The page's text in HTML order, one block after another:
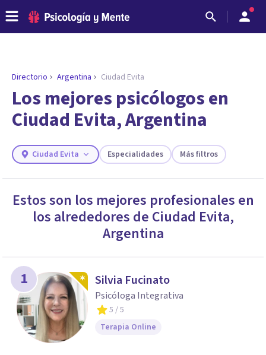
ENCONTRAR MI TERAPEUTA
¿Necesitas ayuda para encontrar el
psicólogo adecuado?
Responde a unas breves preguntas y te ofreceremos
necesidades.
Directorio Argentina Ciudad Evita
Los mejores psicólogos en
Ciudad Evita, Argentina
Ciudad Evita Especialidades Más filtros
Estos son los mejores profesionales en
los alrededores de Ciudad Evita,
Argentina
1 Silvia Fucinato
Psicóloga Integrativa
5 / 5
Terapia Online